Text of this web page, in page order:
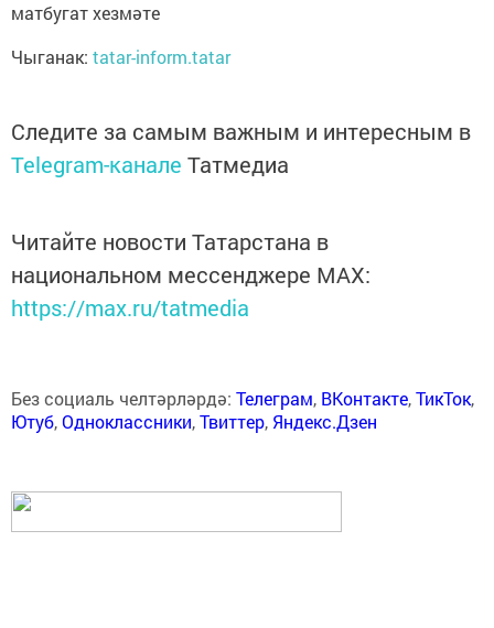
матбугат хезмәте
Чыганак: tatar-inform.tatar
Следите за самым важным и интересным в
Telegram-канале Татмедиа
Читайте новости Татарстана в
национальном мессенджере MАХ:
https://max.ru/tatmedia
Без социаль челтәрләрдә: Телеграм, ВКонтакте,ТикТок,
Ютуб,Одноклассники,Твиттер, Яндекс.Дзен